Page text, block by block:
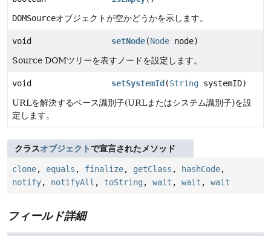
DOMSourceオブジェクトが空かどうかを示します。
void setNode(Nodenode)
Source DOMツリーを表すノードを設定します。
void setSystemId (StringsystemID)
URLを解決するベース識別子(URLまたはシステム識別子)を設
定します。
クラスオブジェクトで宣言されたメソッド
clone, equals , finalize, getClass , hashCode,
notify, notifyAll , toString , wait , wait , wait
フィールド詳細